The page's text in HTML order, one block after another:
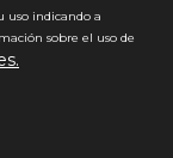
uso indicando a
sobre el uso de